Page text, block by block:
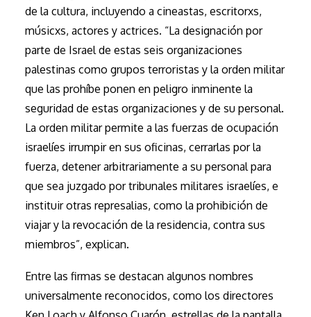
de la cultura, incluyendo a cineastas, escritorxs,
músicxs, actores y actrices. “La designación por
parte de Israel de estas seis organizaciones
palestinas como grupos terroristas y la orden militar
que las prohíbe ponen en peligro inminente la
seguridad de estas organizaciones y de su personal.
La orden militar permite a las fuerzas de ocupación
israelíes irrumpir en sus oficinas, cerrarlas por la
fuerza, detener arbitrariamente a su personal para
que sea juzgado por tribunales militares israelíes, e
instituir otras represalias, como la prohibición de
viajar y la revocación de la residencia, contra sus
miembros”, explican.
Entre las firmas se destacan algunos nombres
universalmente reconocidos, como los directores